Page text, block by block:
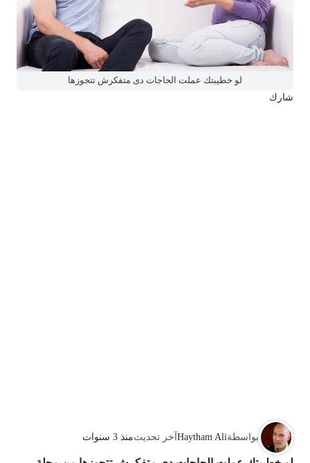
لو خطيبتك عملت الحاجات دى متفكرش تتجوزها
شارك
بواسطةHaytham Aliآخر تحديثمنذ 3 سنوات